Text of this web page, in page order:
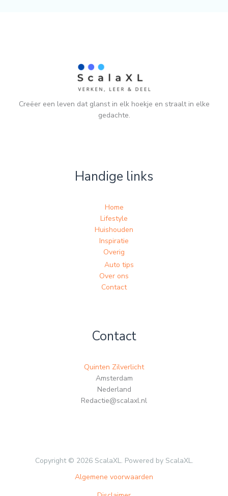
Creëer een leven dat glanst in elk hoekje en straalt in elke
gedachte.
Handige links
Home
Lifestyle
Huishouden
Inspiratie
Overig
Auto tips
Over ons
Contact
Contact
Quinten Zilverlicht
Amsterdam
Nederland
Redactie@scalaxl.nl
Copyright © 2026 ScalaXL. Powered by ScalaXL.
Algemene voorwaarden